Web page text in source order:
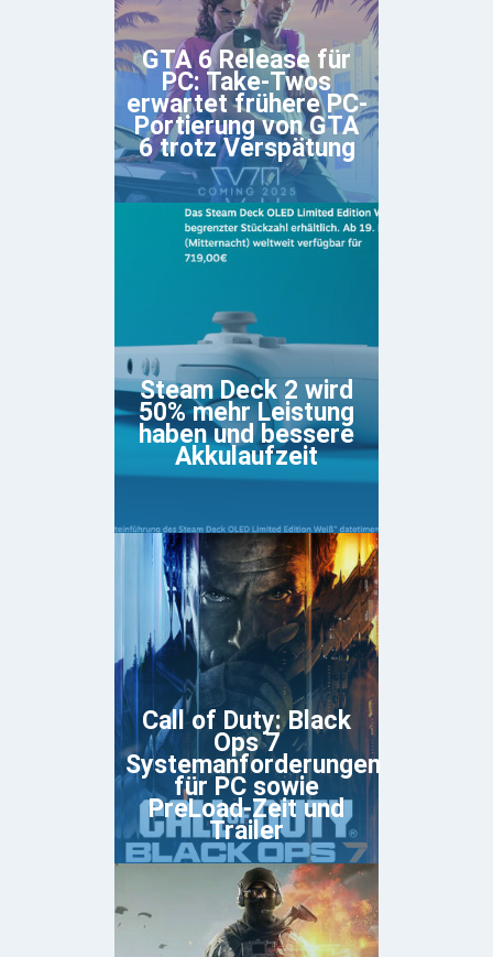
GTA 6 Release für
PC: Take-Twos
erwartet frühere PC-
Portierung von GTA
6 trotz Verspätung
Steam Deck 2 wird
50% mehr Leistung
haben und bessere
Akkulaufzeit
Call of Duty: Black
Ops 7
Systemanforderungen
für PC sowie
PreLoad-Zeit und
Trailer